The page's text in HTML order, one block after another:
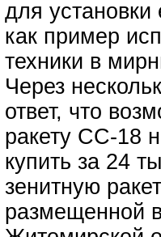
для
как пример
техники в
Через
ответ, что
ракету СС-18
купить за 24
зенитную
размещенной